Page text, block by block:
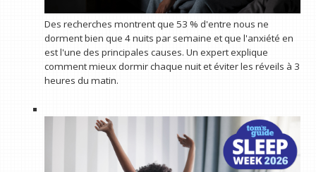
Des recherches montrent que 53 % d'entre nous ne
dorment bien que 4 nuits par semaine et que l'anxiété en
est l'une des principales causes. Un expert explique
comment mieux dormir chaque nuit et éviter les réveils à 3
heures du matin.